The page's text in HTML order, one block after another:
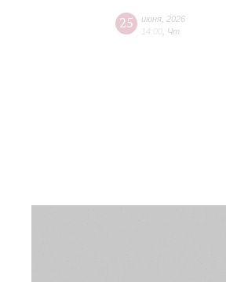
25 июня 2026
14:00 Чт